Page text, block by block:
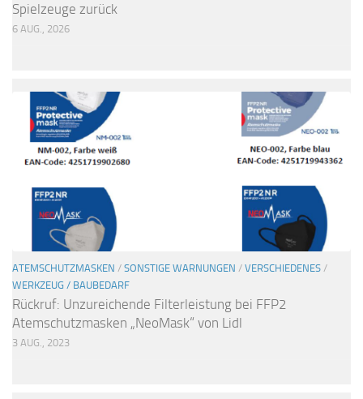
Spielzeuge zurück
6 AUG., 2026
ATEMSCHUTZMASKEN / SONSTIGE WARNUNGEN / VERSCHIEDENES /
WERKZEUG / BAUBEDARF
Rückruf: Unzureichende Filterleistung bei FFP2
Atemschutzmasken „NeoMask“ von Lidl
3 AUG., 2023